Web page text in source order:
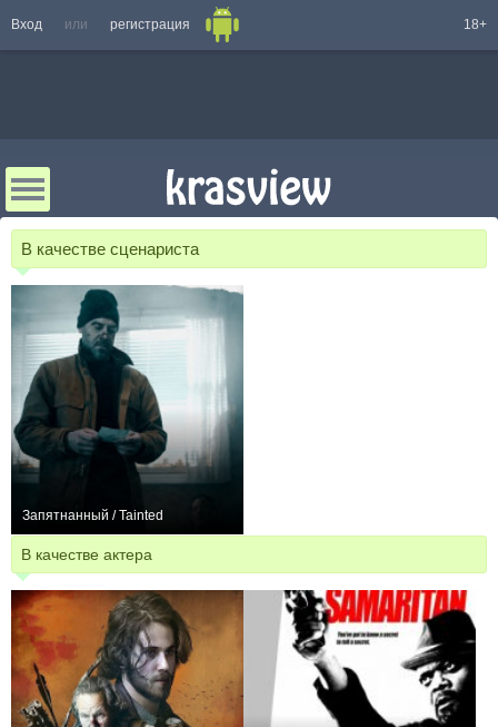
Вход или регистрация 18+
В качестве сценариста
Запятнанный / Tainted
В качестве актера